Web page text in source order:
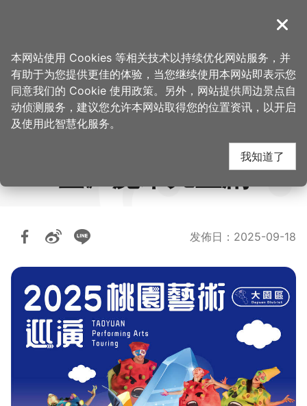
導覽
2025桃园艺术巡演-盛
保罗魔幻剧团《魔幻时
空》魔术儿童剧
发佈日 ： 2025-09-18
关闭
本网站使用 Cookies 等相关技术以持续优化网站服务，并
有助于为您提供更佳的体验，当您继续使用本网站即表示您
同意我们的 Cookie 使用政策。另外，网站提供周边景点自
动侦测服务，建议您允许本网站取得您的位置资讯，以开启
及使用此智慧化服务。
我知道了